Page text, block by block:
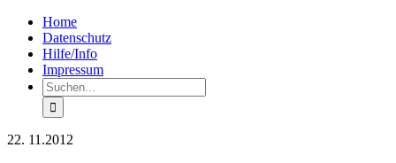
Zum
Inhalt
springen
FacebookHome
Datenschutz
Hilfe/Info
Impressum
Suche
nach:
22. 11.2012